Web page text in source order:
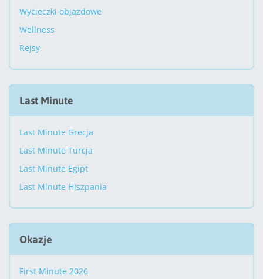
Wycieczki objazdowe
Wellness
Rejsy
Last Minute
Last Minute Grecja
Last Minute Turcja
Last Minute Egipt
Last Minute Hiszpania
Okazje
First Minute 2026